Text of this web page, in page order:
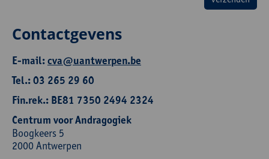
Contactgevens
E-mail:cva@uantwerpen.be
Tel.: 03 265 29 60
Fin.rek.: BE81 7350 2494 2324
Centrum voor Andragogiek
Boogkeers 5
2000 Antwerpen